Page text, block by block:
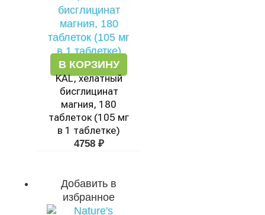
В КОРЗИНУ
KAL, хелатный
бисглицинат
магния, 180
таблеток (105 мг
в 1 таблетке)
4758 ₽
Добавить в
избранное